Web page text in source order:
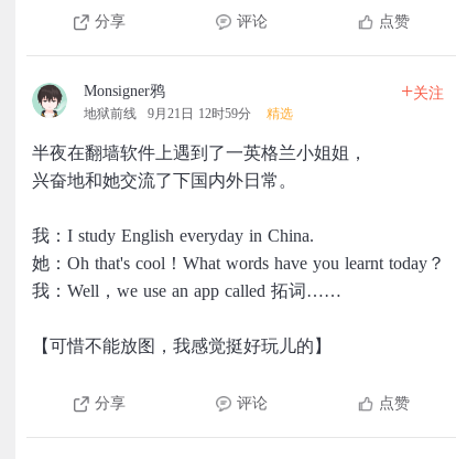
分享 评论 点赞
Monsigner鸦
地狱前线 9月21日 12时59分 精选
+关注
半夜在翻墙软件上遇到了一英格兰小姐姐，
兴奋地和她交流了下国内外日常。
我：I study English everyday in China.
她：Oh that's cool！What words have you learnt today？
我：Well，we use an app called 拓词……
【可惜不能放图，我感觉挺好玩儿的】
分享 评论 点赞